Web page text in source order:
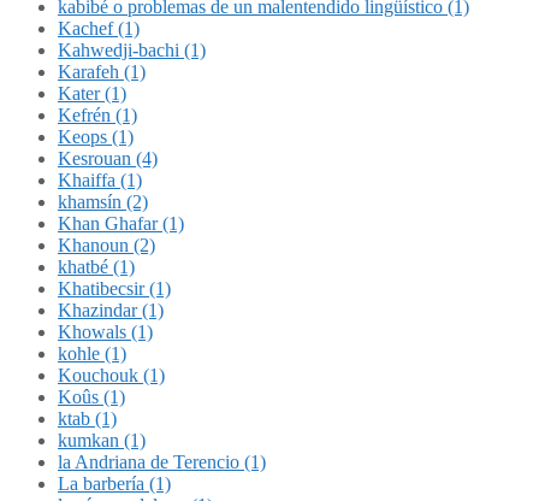
kabibé o problemas de un malentendido lingüístico (1)
Kachef (1)
Kahwedji-bachi (1)
Karafeh (1)
Kater (1)
Kefrén (1)
Keops (1)
Kesrouan (4)
Khaiffa (1)
khamsín (2)
Khan Ghafar (1)
Khanoun (2)
khatbé (1)
Khatibecsir (1)
Khazindar (1)
Khowals (1)
kohle (1)
Kouchouk (1)
Koûs (1)
ktab (1)
kumkan (1)
la Andriana de Terencio (1)
La barbería (1)